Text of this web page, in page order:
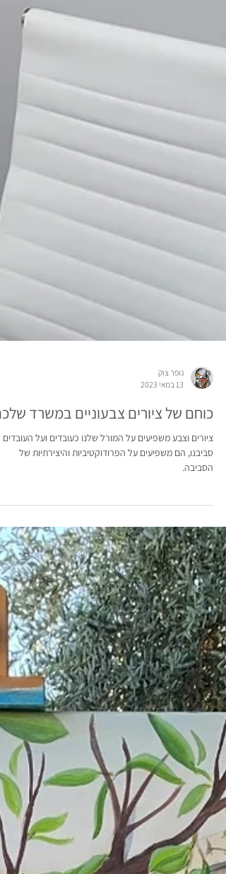
נופר צוק
כוחם של ציורים צבעוניים במשרד
הסביבה.